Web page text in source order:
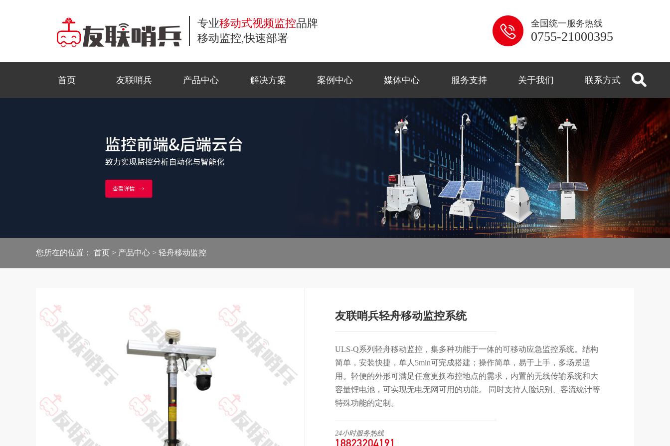
专业移动式视频监控品牌
移动监控,快速部署
全国统一服务热线
0755-21000395
首页 友联哨兵 产品中心
移动监控系列
小哨兵移动监控
风光互补移动监控
移动布控球
解决方案
商业应用
公共安全
案例中心
工地监控
野外巡防
石油监控
媒体中心
公司新闻
行业资讯
科技前沿
服务支持
常见问题解答
服务流程
资料下载
关于我们 联系方式
联系方式
在线留言
招贤纳士
您所在的位置： 首页 > 产品中心 > 轻舟移动监控
友联哨兵轻舟移动监控系统
ULS-Q系列轻舟移动监控，集多种功能于一体的可移动应急监控系统。结构
简单，安装快捷，单人5min可完成搭建；操作简单，易于上手，多场景适
用。轻便的外形可满足任意更换布控地点的需求，内置的无线传输系统和大
容量锂电池，可实现无电无网可用的功能。 同时支持人脸识别、客流统计等
特殊功能的定制。
24小时服务热线